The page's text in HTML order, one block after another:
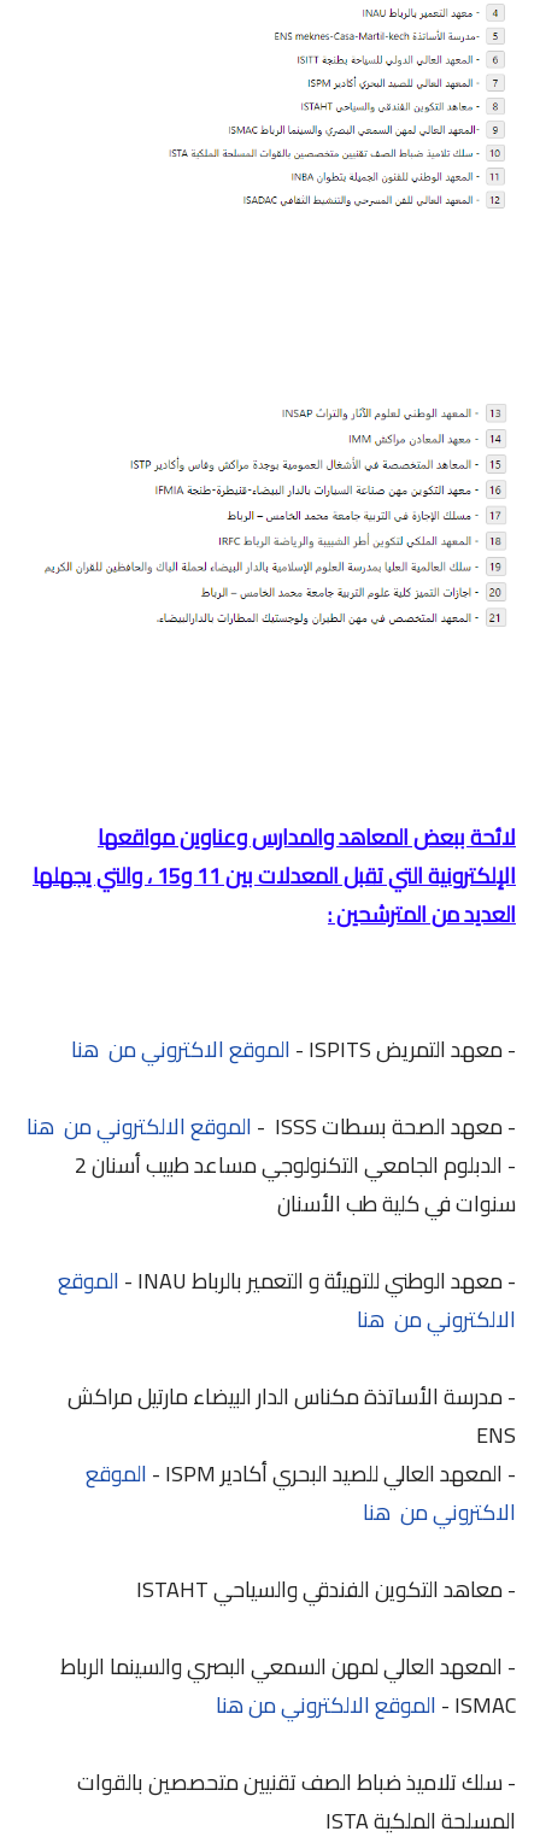
لائحة ببعض المعاهد والمدارس وعناوين مواقعها
الإلكترونية التي تقبل المعدلات بين 11 و15 ، والتي يجهلها
العديد من المترشحين :
- معهد التمريض ISPITS -
الموقع الاكتروني من هنا
- معهد الصحة بسطات ISSS -
الموقع الالكتروني من هنا
- الدبلوم الجامعي التكنولوجي مساعد طبيب أسنان 2
سنوات في كلية طب الأسنان
- معهد الوطني للتهيئة و التعمير بالرباط INAU -
الموقع
الالكتروني من هنا
- مدرسة الأساتذة مكناس الدار البيضاء مارتيل مراكش
ENS
- المعهد العالي للصيد البحري أكادير ISPM -
الموقع
الاكتروني من هنا
- معاهد التكوين الفندقي والسياحي ISTAHT
- المعهد العالي لمهن السمعي البصري والسينما الرباط
ISMAC - الموقع الالكتروني من هنا
- سلك تلاميذ ضباط الصف تقنيين متحصصين بالقوات
المسلحة الملكية ISTA